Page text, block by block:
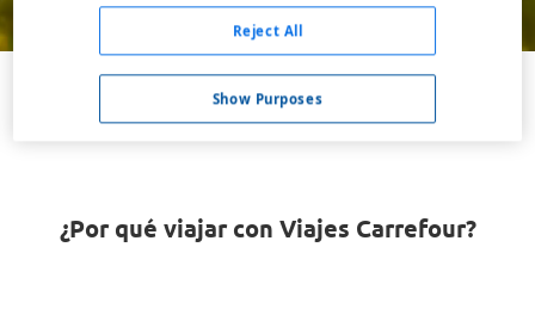
Buscar
VER TODOS LOS HOTELES BARATOS EN WEBSTER
¿Por qué viajar con Viajes Carrefour?
Show Purposes
Reject All